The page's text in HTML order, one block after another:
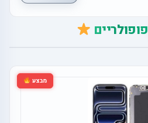
פופולריים
מבצע